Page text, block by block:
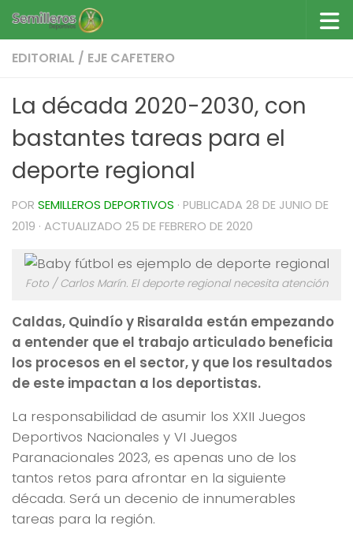
Saltar al contenido
EDITORIAL / EJE CAFETERO
La década 2020-2030, con
bastantes tareas para el
deporte regional
POR SEMILLEROS DEPORTIVOS · PUBLICADA 28 DE JUNIO DE
2019 · ACTUALIZADO 25 DE FEBRERO DE 2020
Foto / Carlos Marín. El deporte regional necesita atención
Caldas, Quindío y Risaralda están empezando
a entender que el trabajo articulado beneficia
los procesos en el sector, y que los resultados
de este impactan a los deportistas.
La responsabilidad de asumir los XXII Juegos
Deportivos Nacionales y VI Juegos
Paranacionales 2023, es apenas uno de los
tantos retos para afrontar en la siguiente
década. Será un decenio de innumerables
tareas para la región.